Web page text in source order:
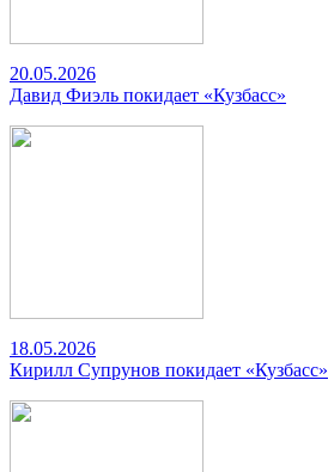
20.05.2026
Давид Фиэль покидает «Кузбасс»
18.05.2026
Кирилл Супрунов покидает «Кузбасс»